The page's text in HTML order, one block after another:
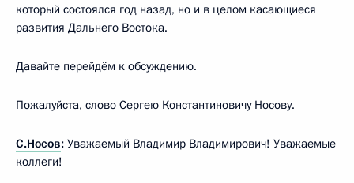
который состоялся год назад, но и в целом касающиеся
развития Дальнего Востока.
Давайте перейдём к обсуждению.
Пожалуйста, слово Сергею Константиновичу Носову.
С.Носов: Уважаемый Владимир Владимирович! Уважаемые
коллеги!